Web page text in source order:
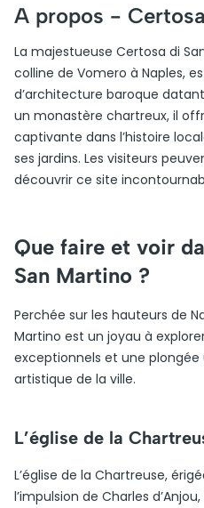
A propos -
La majestueuse Certosa di
colline de Vomero à Naples,
d’architecture baroque
un monastère chartreux, il
captivante dans l’histoire
ses jardins. Les visiteurs
découvrir ce site
Que faire et voir
San Martino ?
Perchée sur les hauteurs de
Martino est un joyau à
exceptionnels et une plongée
artistique de la ville.
L’église de la
L’église de la Chartreuse,
l’impulsion de Charles